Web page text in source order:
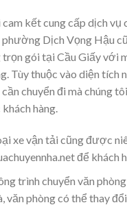
kết cung cấp dịch vụ
Dịch Vọng Hậu
trọn gói tại Cầu Giấy với
Tùy thuộc vào diện tích
chuyển đi mà chúng
hàng.
xe vận tải cũng được
để khách
trình chuyển văn
văn phòng có thể thay